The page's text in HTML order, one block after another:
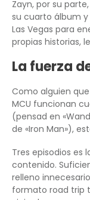
Zayn, por su
su cuarto álbum
Las Vegas para
propias historias,
La fuerza
Como alguien
MCU funcionan
(pensad en
de «Iron Man»),
Tres episodios es
contenido.
relleno
formato road trip